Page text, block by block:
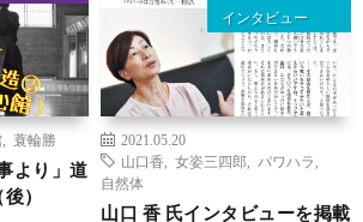
蓑輪勝
より」道
）
インタビュー
2021.05.20
山口香
女姿三四郎 パワハラ
自然体
山口 香 氏インタビューを掲載